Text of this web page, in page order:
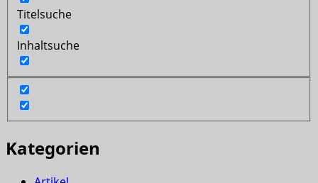
Titelsuche
Inhaltsuche
Kategorien